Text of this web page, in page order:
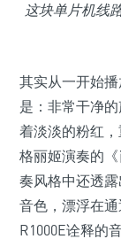
这块单片机线
其实从一开始
是：非常干净
着淡淡的粉红
格丽姬演奏的
奏风格中还透
音色，漂浮在
R1000E诠释的